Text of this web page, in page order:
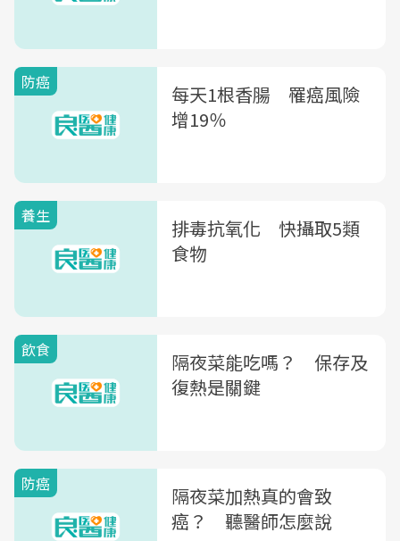
防癌
每天1根香腸 罹癌風險
增19％
養生
排毒抗氧化 快攝取5類
食物
飲食
隔夜菜能吃嗎？ 保存及
復熱是關鍵
防癌
隔夜菜加熱真的會致
癌？ 聽醫師怎麼說